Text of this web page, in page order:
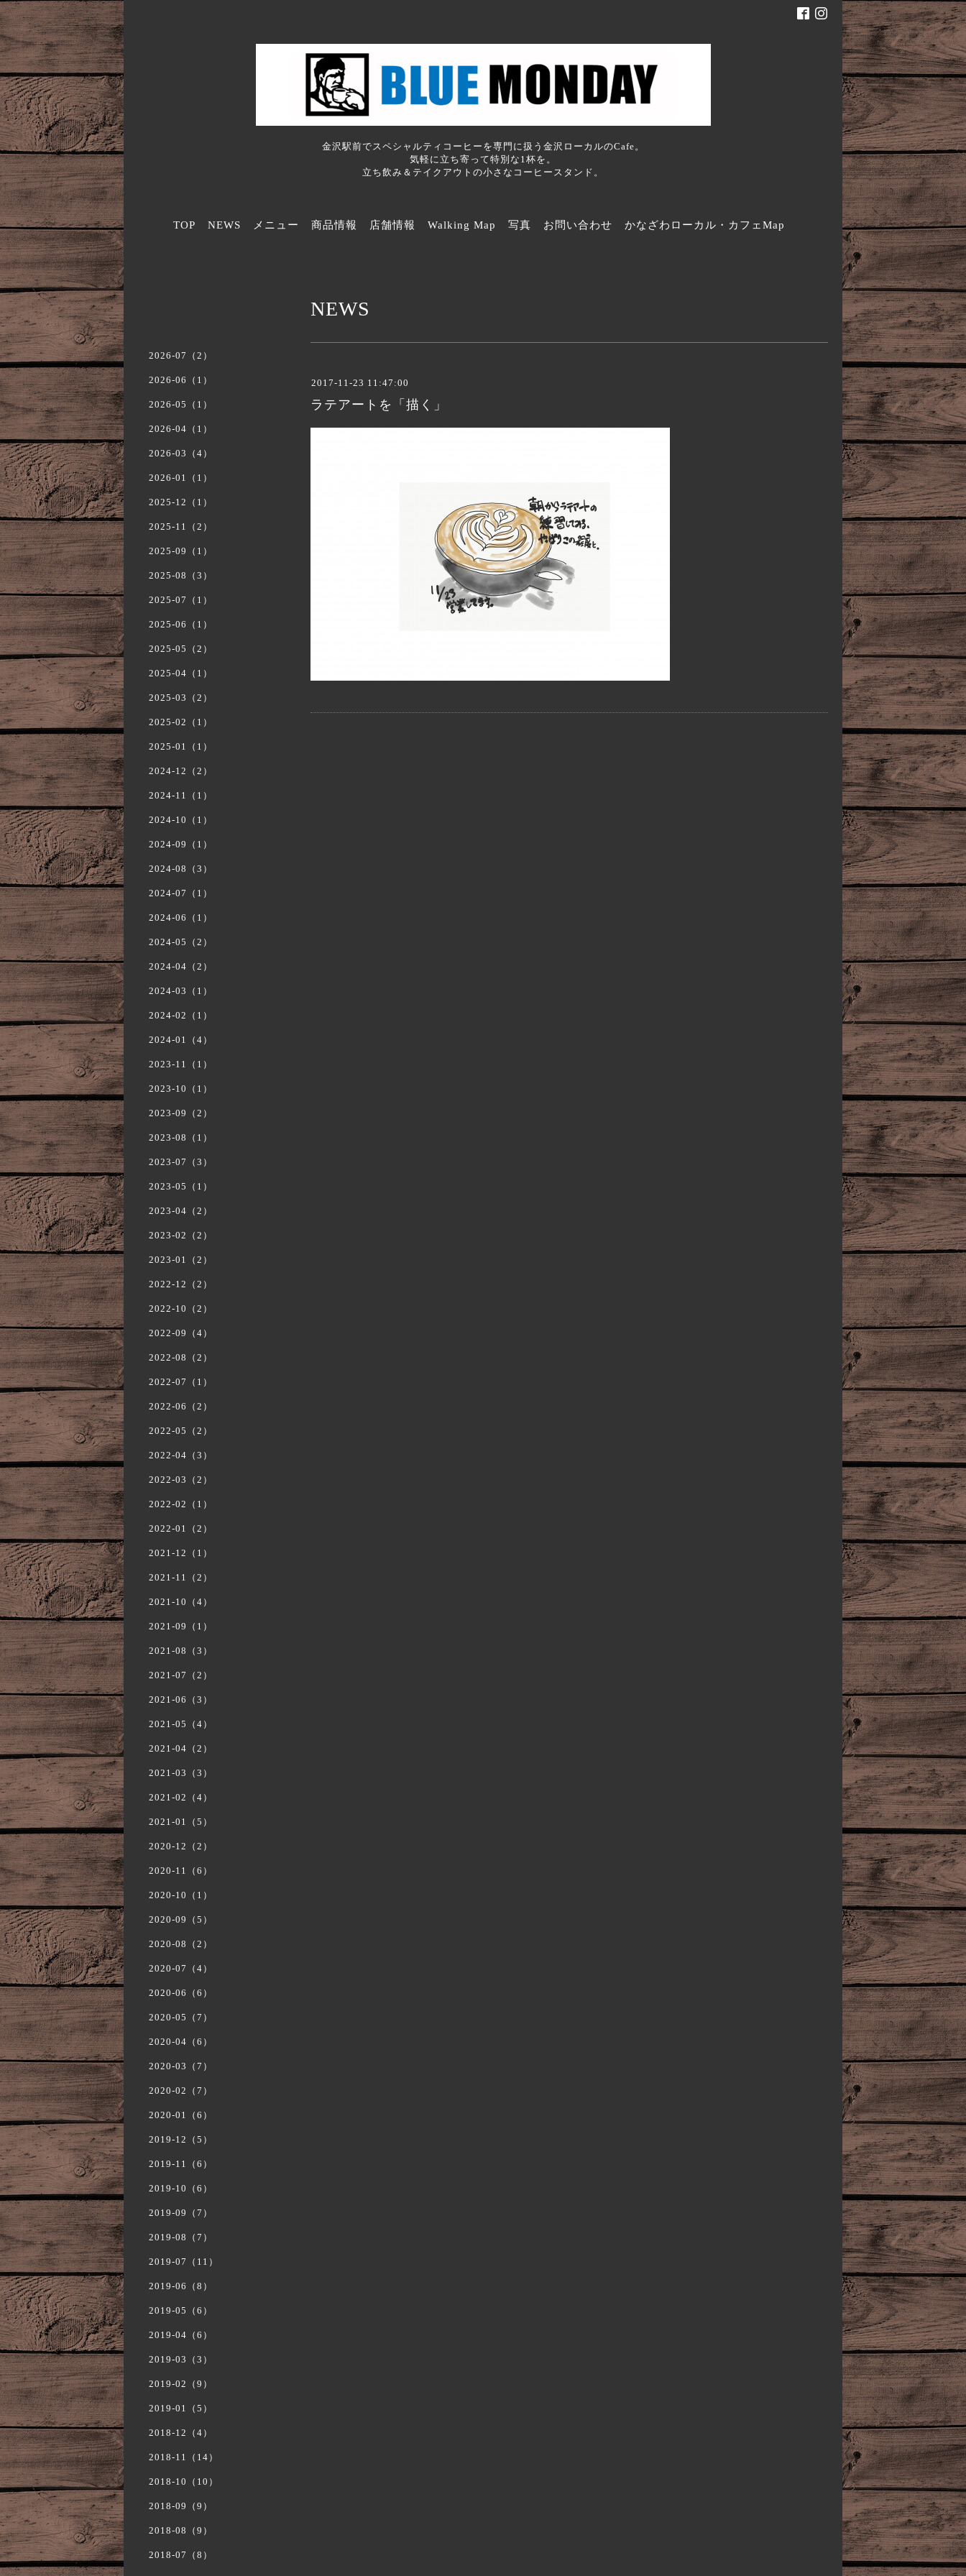
金沢駅前でスペシャルティコーヒーを専門に扱う金沢ローカルのCafe。
気軽に立ち寄って特別な1杯を。
立ち飲み＆テイクアウトの小さなコーヒースタンド。
TOP NEWS メニュー 商品情報 店舗情報 Walking Map 写真 お問い合わせ かなざわローカル・カフェMap
NEWS
2017-11-23 11:47:00
ラテアートを「描く」
2026-07（2）
2026-06（1）
2026-05（1）
2026-04（1）
2026-03（4）
2026-01（1）
2025-12（1）
2025-11（2）
2025-09（1）
2025-08（3）
2025-07（1）
2025-06（1）
2025-05（2）
2025-04（1）
2025-03（2）
2025-02（1）
2025-01（1）
2024-12（2）
2024-11（1）
2024-10（1）
2024-09（1）
2024-08（3）
2024-07（1）
2024-06（1）
2024-05（2）
2024-04（2）
2024-03（1）
2024-02（1）
2024-01（4）
2023-11（1）
2023-10（1）
2023-09（2）
2023-08（1）
2023-07（3）
2023-05（1）
2023-04（2）
2023-02（2）
2023-01（2）
2022-12（2）
2022-10（2）
2022-09（4）
2022-08（2）
2022-07（1）
2022-06（2）
2022-05（2）
2022-04（3）
2022-03（2）
2022-02（1）
2022-01（2）
2021-12（1）
2021-11（2）
2021-10（4）
2021-09（1）
2021-08（3）
2021-07（2）
2021-06（3）
2021-05（4）
2021-04（2）
2021-03（3）
2021-02（4）
2021-01（5）
2020-12（2）
2020-11（6）
2020-10（1）
2020-09（5）
2020-08（2）
2020-07（4）
2020-06（6）
2020-05（7）
2020-04（6）
2020-03（7）
2020-02（7）
2020-01（6）
2019-12（5）
2019-11（6）
2019-10（6）
2019-09（7）
2019-08（7）
2019-07（11）
2019-06（8）
2019-05（6）
2019-04（6）
2019-03（3）
2019-02（9）
2019-01（5）
2018-12（4）
2018-11（14）
2018-10（10）
2018-09（9）
2018-08（9）
2018-07（8）